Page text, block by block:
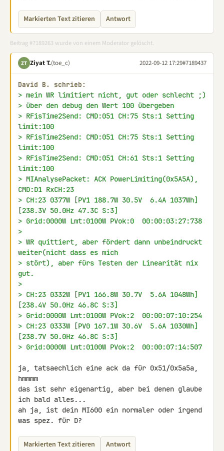
Markierten Text zitieren Antwort
Beitrag #7189263 wurde von einem Moderator gelöscht.
ZT Ziyat T.(toe_c) 2022-09-12 17:29#7189437
David B. schrieb:
> mein WR limitiert nicht, gut oder schlecht ;)
> über den debug den Wert 100 übergeben
> RFisTime2Send: CMD:051 CH:75 Sts:1 Setting
limit:100
> RFisTime2Send: CMD:051 CH:75 Sts:1 Setting
limit:100
> RFisTime2Send: CMD:051 CH:61 Sts:1 Setting
limit:100
> MIAnalysePacket: ACK PowerLimiting(0x5A5A),
CMD:D1 RxCH:23
> CH:23 0377W [PV1 188.7W 30.5V  6.4A 1037Wh]
[238.3V 50.0Hz 47.3C S:3]
> Grid:0000W Lmt:0100W PVok:0  00:00:03:27:738
>
> WR quittiert, aber fördert dann unbeindruckt
weiter(nicht dass es mich
> stört), aber fürs Testen der Linearität nix
gut.
>
> CH:23 0332W [PV1 166.8W 30.7V  5.6A 1048Wh]
[238.4V 50.0Hz 46.8C S:3]
> Grid:0000W Lmt:0100W PVok:2  00:00:07:10:254
> CH:23 0333W [PV0 167.1W 30.6V  5.6A 1030Wh]
[238.7V 50.0Hz 46.8C S:3]
> Grid:0000W Lmt:0100W PVok:2  00:00:07:14:507
ja, tatsaechlich eine ack da für 0x51/0x5a5a,
hmmmm
das ist sehr eigenartig, aber bei denen glaube
ich bald alles...
ah ja, ist dein MI600 ein normaler oder irgend
was spez. für D?
Markierten Text zitieren Antwort